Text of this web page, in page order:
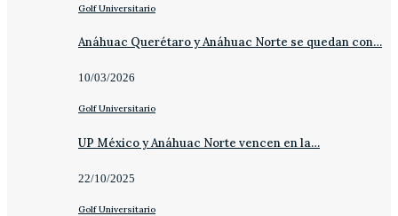
Golf Universitario
Anáhuac Querétaro y Anáhuac Norte se quedan con…
10/03/2026
Golf Universitario
UP México y Anáhuac Norte vencen en la…
22/10/2025
Golf Universitario